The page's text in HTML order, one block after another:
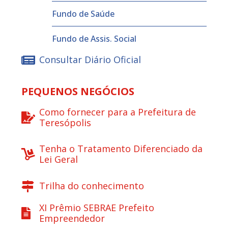
Fundo de Saúde
Fundo de Assis. Social
Consultar Diário Oficial
PEQUENOS NEGÓCIOS
Como fornecer para a Prefeitura de
Teresópolis
Tenha o Tratamento Diferenciado da
Lei Geral
Trilha do conhecimento
XI Prêmio SEBRAE Prefeito
Empreendedor